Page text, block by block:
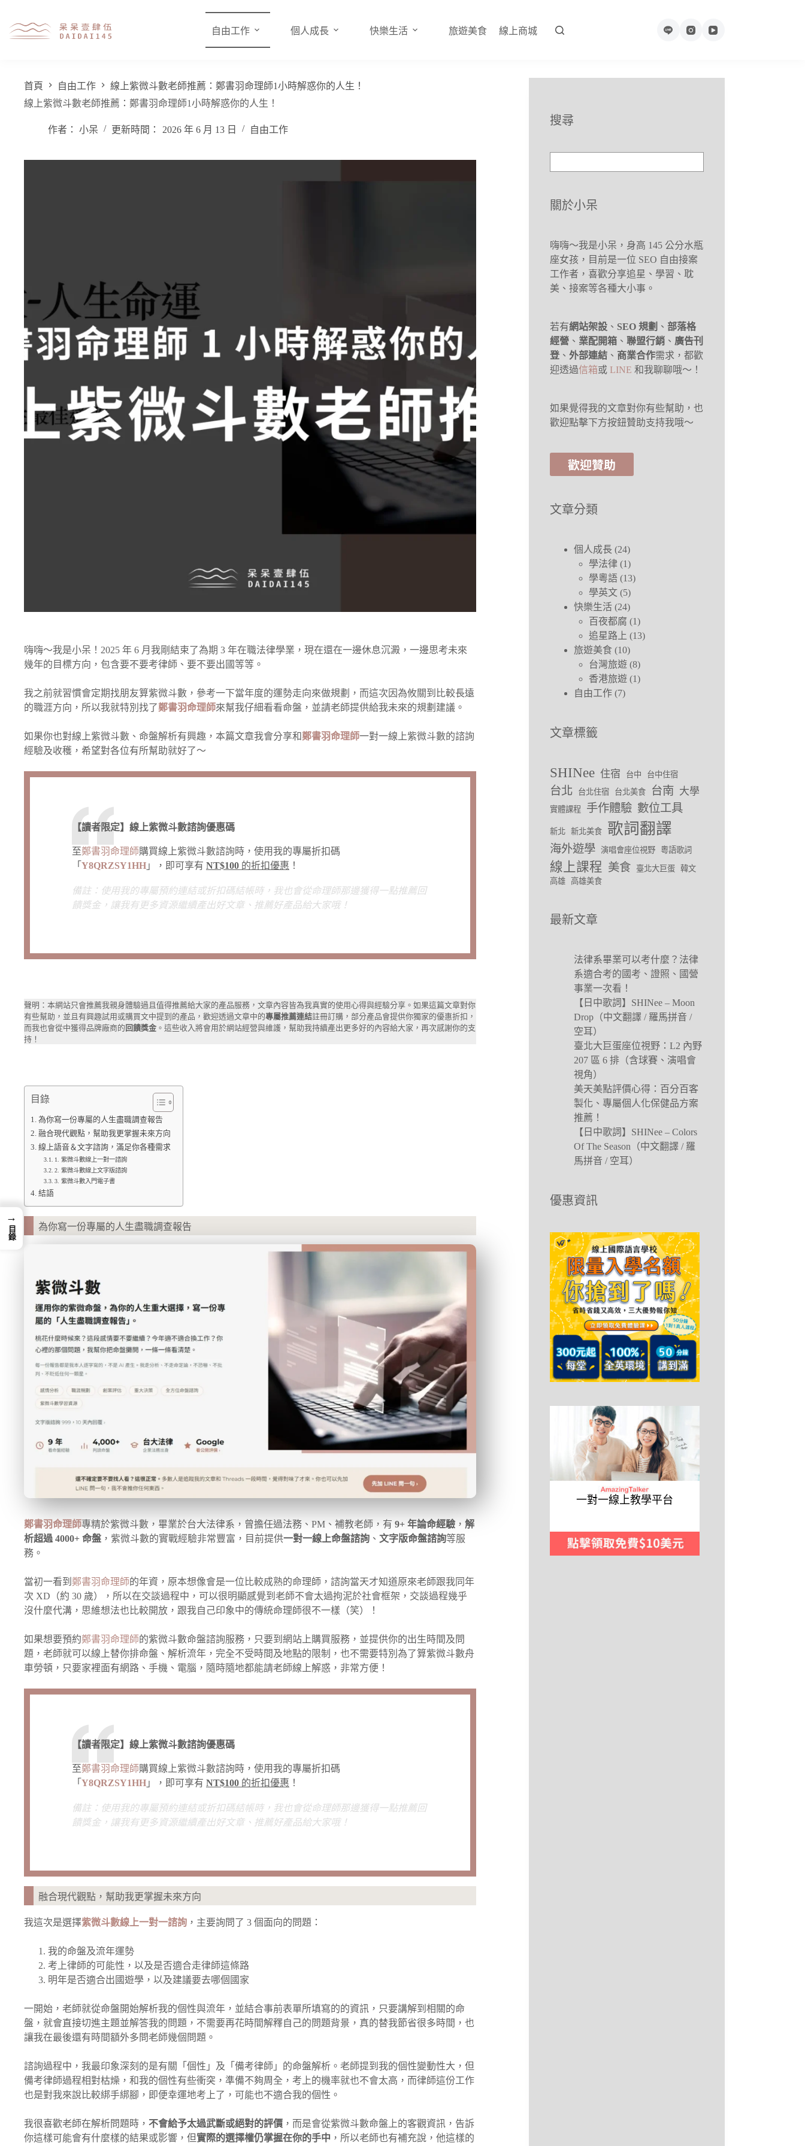
自由工作 個人成長 快樂生活 旅遊美食 線上商城
首頁 自由工作
線上紫微斗數老師推薦：鄭書羽命理師1小時解惑你的人生！
線上紫微斗數老師推薦：鄭書羽命理師1小時解惑你的人生！
作者： 小呆 更新時間： 2026 年 6 月 13 日 自由工作
嗨嗨～我是小呆！2025 年 6 月我剛結束了為期 3 年在職法律學業，現在還在一邊休息沉澱，一邊思考未來
幾年的目標方向，包含要不要考律師、要不要出國等等。
我之前就習慣會定期找朋友算紫微斗數，參考一下當年度的運勢走向來做規劃，而這次因為攸關到比較長遠
的職涯方向，所以我就特別找了鄭書羽命理師來幫我仔細看看命盤，並請老師提供給我未來的規劃建議。
如果你也對線上紫微斗數、命盤解析有興趣，本篇文章我會分享和鄭書羽命理師一對一線上紫微斗數的諮詢
經驗及收穫，希望對各位有所幫助就好了～
【讀者限定】線上紫微斗數諮詢優惠碼
至鄭書羽命理師購買線上紫微斗數諮詢時，使用我的專屬折扣碼
「 Y8QRZSY1HH 」，即可享有 NT$100 的折扣優惠 ！
備註：使用我的專屬預約連結或折扣碼結帳時，我也會從命理師那邊獲得一點推薦回
饋獎金，讓我有更多資源繼續產出好文章、推薦好產品給大家哦！
聲明：本網站只會推薦我親身體驗過且值得推薦給大家的產品服務，文章內容皆為我真實的使用心得與經驗分享。如果這篇文章對你
有些幫助，並且有興趣試用或購買文中提到的產品，歡迎透過文章中的專屬推薦連結註冊訂購，部分產品會提供你獨家的優惠折扣，
而我也會從中獲得品牌廠商的回饋獎金 。這些收入將會用於網站經營與維護，幫助我持續產出更多好的內容給大家，再次感謝你的支
持！
目錄
為你寫一份專屬的人生盡職調查報告
融合現代觀點，幫助我更掌握未來方向
線上語音＆文字諮詢，滿足你各種需求
1. 紫微斗數線上一對一諮詢
2. 紫微斗數線上文字版諮詢
3. 紫微斗數入門電子書
結語
為你寫一份專屬的人生盡職調查報告
鄭書羽命理師專精於紫微斗數，畢業於台大法律系，曾擔任過法務、PM、補教老師，有 9+ 年論命經驗 ， 解
析超過 4000+ 命盤 ，紫微斗數的實戰經驗非常豐富，目前提供一對一線上命盤諮詢 、 文字版命盤諮詢等服
務。
當初一看到 鄭書羽命理師的年資，原本想像會是一位比較成熟的命理師，諮詢當天才知道原來老師跟我同年
次 XD（約 30 歲），所以在交談過程中，可以很明顯感覺到老師不會太過拘泥於社會框架，交談過程幾乎
沒什麼代溝，思維想法也比較開放，跟我自己印象中的傳統命理師很不一樣（笑）！
如果想要預約鄭書羽命理師的紫微斗數命盤諮詢服務，只要到網站上購買服務，並提供你的出生時間及問
題，老師就可以線上替你排命盤、解析流年，完全不受時間及地點的限制，也不需要特別為了算紫微斗數舟
車勞頓，只要家裡面有網路、手機、電腦，隨時隨地都能請老師線上解惑，非常方便！
【讀者限定】線上紫微斗數諮詢優惠碼
至鄭書羽命理師購買線上紫微斗數諮詢時，使用我的專屬折扣碼
「 Y8QRZSY1HH 」，即可享有 NT$100 的折扣優惠 ！
備註：使用我的專屬預約連結或折扣碼結帳時，我也會從命理師那邊獲得一點推薦回
饋獎金，讓我有更多資源繼續產出好文章、推薦好產品給大家哦！
融合現代觀點，幫助我更掌握未來方向
我這次是選擇紫微斗數線上一對一諮詢 ，主要詢問了 3 個面向的問題：
我的命盤及流年運勢
考上律師的可能性，以及是否適合走律師這條路
明年是否適合出國遊學，以及建議要去哪個國家
一開始，老師就從命盤開始解析我的個性與流年，並結合事前表單所填寫的的資訊，只要講解到相關的命
盤，就會直接切進主題並解答我的問題，不需要再花時間解釋自己的問題背景，真的替我節省很多時間，也
讓我在最後還有時間額外多問老師幾個問題。
諮詢過程中，我最印象深刻的是有關「個性」及「備考律師」的命盤解析。老師提到我的個性變動性大，但
備考律師過程相對枯燥，和我的個性有些衝突，準備不夠周全，考上的機率就也不會太高，而律師這份工作
也是對我來說比較綁手綁腳，即便幸運地考上了，可能也不適合我的個性。
我很喜歡老師在解析問題時， 不會給予太過武斷或絕對的評價 ，而是會從紫微斗數命盤上的客觀資訊，告訴
你這樣可能會有什麼樣的結果或影響，但實際的選擇權仍掌握在你的手中 ，所以老師也有補充說，他這樣的
搜尋
關於小呆
嗨嗨～我是小呆，身高 145 公分水瓶
座女孩，目前是一位 SEO 自由接案
工作者，喜歡分享追星、學習、耽
美、接案等各種大小事。
若有網站架設 、 SEO 規劃 、部落格
經營 、 業配開箱 、聯盟行銷 、 廣告刊
登、外部連結 、 商業合作需求，都歡
迎透過信箱或 LINE 和我聊聊哦～！
如果覺得我的文章對你有些幫助，也
歡迎點擊下方按鈕贊助支持我哦～
歡迎贊助
文章分類
個人成長 (24)
學法律 (1)
學粵語 (13)
學英文 (5)
快樂生活 (24)
百夜都腐 (1)
追星路上 (13)
旅遊美食 (10)
台灣旅遊 (8)
香港旅遊 (1)
自由工作 (7)
文章標籤
SHINee 住宿 台中 台中住宿
台北 台北住宿 台北美食 台南 大學
實體課程 手作體驗 數位工具
新北 新北美食 歌詞翻譯
海外遊學 演唱會座位視野 粵語歌詞
線上課程 美食 臺北大巨蛋
韓文
高雄
高雄美食
最新文章
法律系畢業可以考什麼？法律
系適合考的國考、證照、國營
事業一次看！
【日中歌詞】SHINee – Moon
Drop（中文翻譯 / 羅馬拼音 /
空耳）
臺北大巨蛋座位視野：L2 內野
207 區 6 排（含球賽、演唱會
視角）
美天美點評價心得：百分百客
製化、專屬個人化保健品方案
推薦！
【日中歌詞】SHINee – Colors
Of The Season（中文翻譯 / 羅
馬拼音 / 空耳）
優惠資訊
一對一線上教學平台
→
目錄